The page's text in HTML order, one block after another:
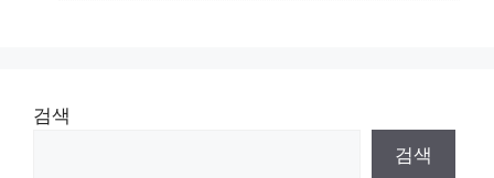
검색
검색